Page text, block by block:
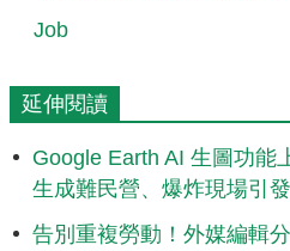
Job
延伸閱讀
Google Earth AI 生圖功能
生成難民營、爆炸現場引
告別重複勞動！外媒編輯